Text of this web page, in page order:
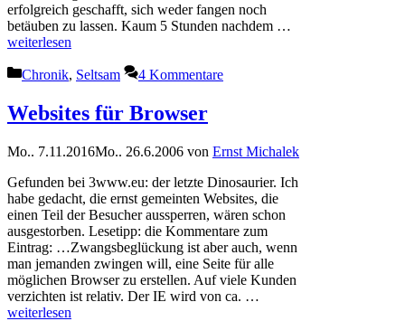
erfolgreich geschafft, sich weder fangen noch
betäuben zu lassen. Kaum 5 Stunden nachdem …
weiterlesen
Kategorien
Chronik, Seltsam 4 Kommentare
Websites für Browser
Mo.. 7.11.2016Mo.. 26.6.2006 von Ernst Michalek
Gefunden bei 3www.eu: der letzte Dinosaurier. Ich
habe gedacht, die ernst gemeinten Websites, die
einen Teil der Besucher aussperren, wären schon
ausgestorben. Lesetipp: die Kommentare zum
Eintrag: …Zwangsbeglückung ist aber auch, wenn
man jemanden zwingen will, eine Seite für alle
möglichen Browser zu erstellen. Auf viele Kunden
verzichten ist relativ. Der IE wird von ca. …
weiterlesen